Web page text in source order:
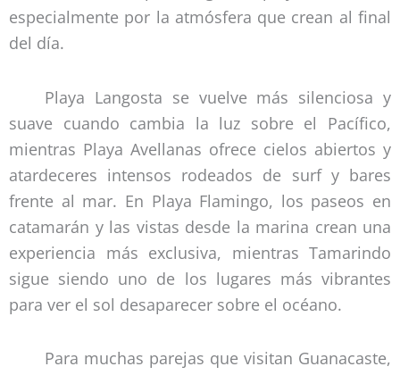
especialmente por la atmósfera que crean al final
del día.
Playa Langosta se vuelve más silenciosa y
suave cuando cambia la luz sobre el Pacífico,
mientras Playa Avellanas ofrece cielos abiertos y
atardeceres intensos rodeados de surf y bares
frente al mar. En Playa Flamingo, los paseos en
catamarán y las vistas desde la marina crean una
experiencia más exclusiva, mientras Tamarindo
sigue siendo uno de los lugares más vibrantes
para ver el sol desaparecer sobre el océano.
Para muchas parejas que visitan Guanacaste,